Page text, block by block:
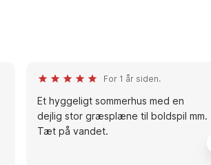
For 1 år siden.
Et hyggeligt sommerhus med en
dejlig stor græsplæne til boldspil mm.
Tæt på vandet.